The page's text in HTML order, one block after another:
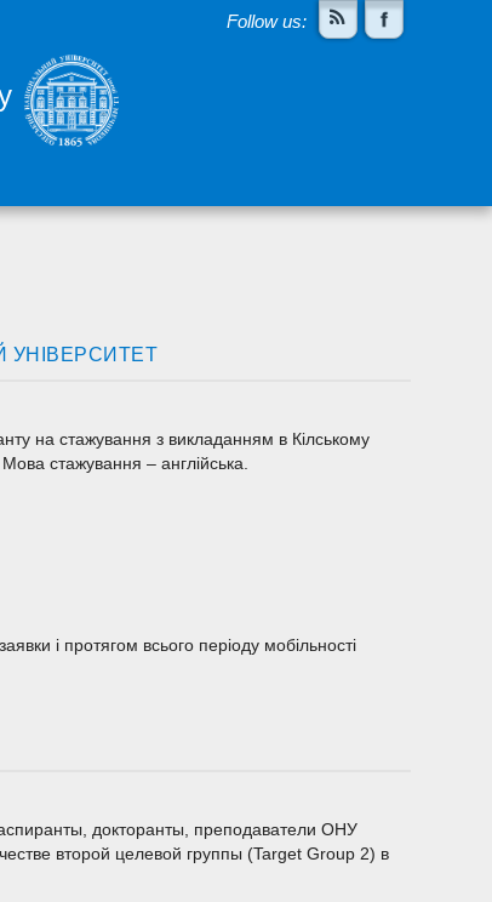
Follow us:
УНІВЕРСИТЕТ
на стажування з викладанням в Кілському
стажування – англійська.
і протягом всього періоду мобільності
докторанты, преподаватели ОНУ
второй целевой группы (Target Group 2) в